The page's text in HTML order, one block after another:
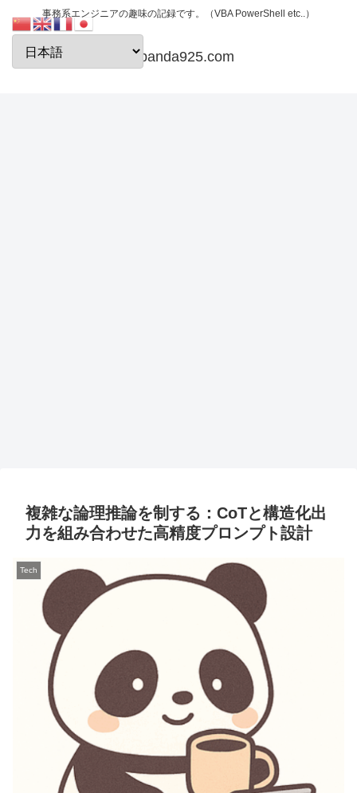
事務系エンジニアの趣味の記録です。（VBA PowerShell etc..）
papanda925.com
複雑な論理推論を制する：CoTと構造化出
力を組み合わせた高精度プロンプト設計
Tech